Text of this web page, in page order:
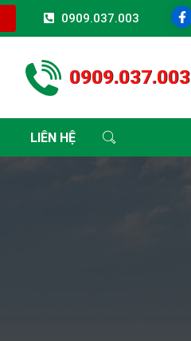
0909.037.003
0909.037.003
LIÊN HỆ